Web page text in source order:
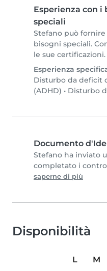
Esperienza con
speciali
Stefano può
bisogni speciali.
le sue certificazioni.
Esperienza
Disturbo da deficit
(ADHD) • Disturbo
Documento
Stefano ha inviato
completato i
saperne di più
Disponibilità
L M